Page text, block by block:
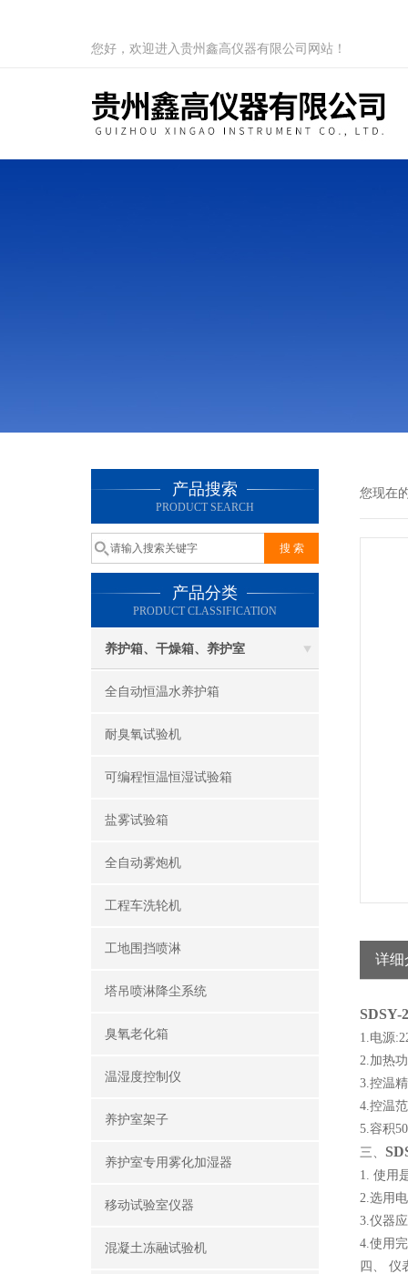
您好，欢迎进入贵州鑫高仪器有限公司网站！
产品搜索
PRODUCT SEARCH
产品分类
PRODUCT CLASSIFICATION
养护箱、干燥箱、养护室
全自动恒温水养护箱
耐臭氧试验机
可编程恒温恒湿试验箱
盐雾试验箱
全自动雾炮机
工程车洗轮机
工地围挡喷淋
塔吊喷淋降尘系统
臭氧老化箱
温湿度控制仪
养护室架子
养护室专用雾化加湿器
移动试验室仪器
混凝土冻融试验机
您现在
详细
SDSY-
1.电源
2.加热
3.控温
4.控温
5.容积
三、
1. 使用
2.选用
3.仪器
4.使用
四、 仪